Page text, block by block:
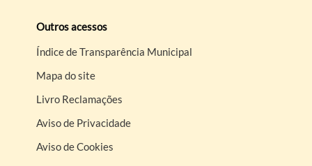
Outros acessos
Índice de Transparência Municipal
Mapa do site
Livro Reclamações
Aviso de Privacidade
Aviso de Cookies